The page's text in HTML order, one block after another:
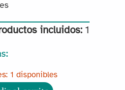
incluidos:1
1 disponibles